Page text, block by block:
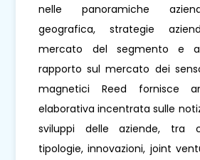
nelle panoramiche
geografica, strategie
mercato del segmento e
rapporto sul mercato dei
magnetici Reed fornisce
elaborativa incentrata sulle
sviluppi delle aziende, tra
tipologie, innovazioni, joint